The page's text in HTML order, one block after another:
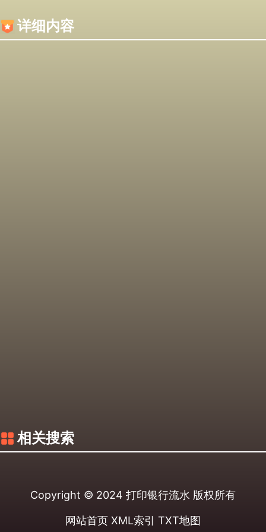
详细内容
相关搜索
Copyright © 2024 打印银行流水 版权所有
网站首页 XML索引 TXT地图